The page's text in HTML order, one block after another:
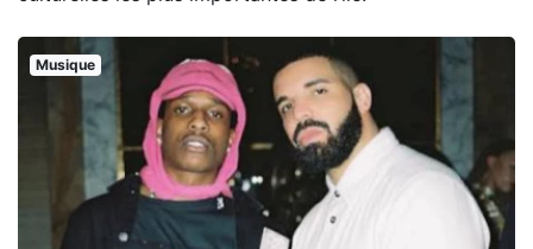
Musique